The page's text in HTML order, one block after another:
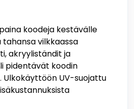
paina koodeja kestävälle
vilkkaassa
akryyliständit ja
pidentävät koodin
Ulkokäyttöön UV-suojattu